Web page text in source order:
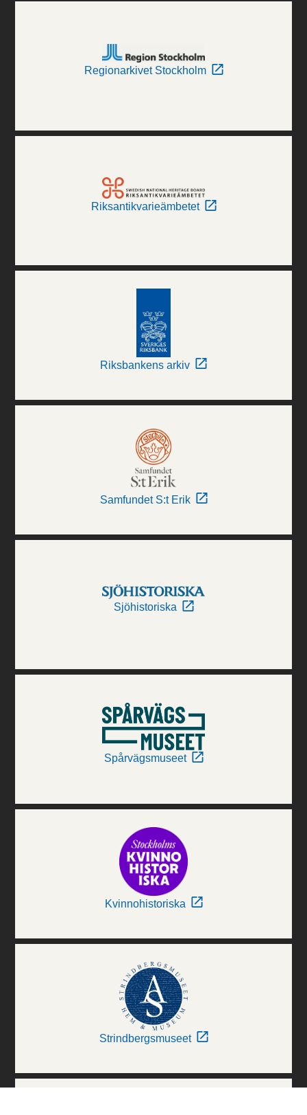
Regionarkivet Stockholm
Riksantikvarieämbetet
Riksbankens arkiv
Samfundet S:t Erik
Sjöhistoriska
Spårvägsmuseet
Kvinnohistoriska
Strindbergsmuseet